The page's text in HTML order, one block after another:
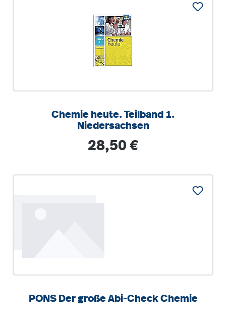
Chemie heute. Teilband 1.
Niedersachsen
Regulärer Preis:
28,50 €
PONS Der große Abi-Check Chemie